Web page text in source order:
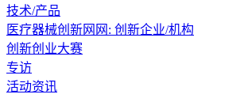
技术/产品
医疗器械创新网网: 创新企业/机构
创新创业大赛
专访
活动资讯